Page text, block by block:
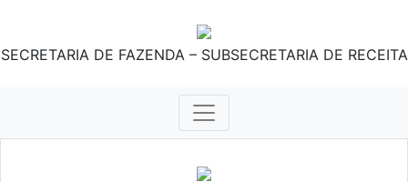
SECRETARIA DE FAZENDA – SUBSECRETARIA DE RECEITA